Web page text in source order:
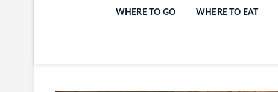
WHERE TO GO WHERE TO EAT